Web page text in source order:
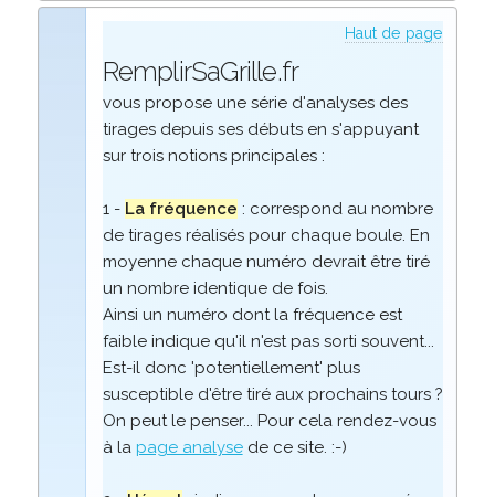
Haut de page
RemplirSaGrille.fr
vous propose une série d'analyses des
tirages depuis ses débuts en s'appuyant
sur trois notions principales :
1 - La fréquence : correspond au nombre
de tirages réalisés pour chaque boule. En
moyenne chaque numéro devrait être tiré
un nombre identique de fois.
Ainsi un numéro dont la fréquence est
faible indique qu'il n'est pas sorti souvent...
Est-il donc 'potentiellement' plus
susceptible d'être tiré aux prochains tours ?
On peut le penser... Pour cela rendez-vous
à la page analysede ce site. :-)